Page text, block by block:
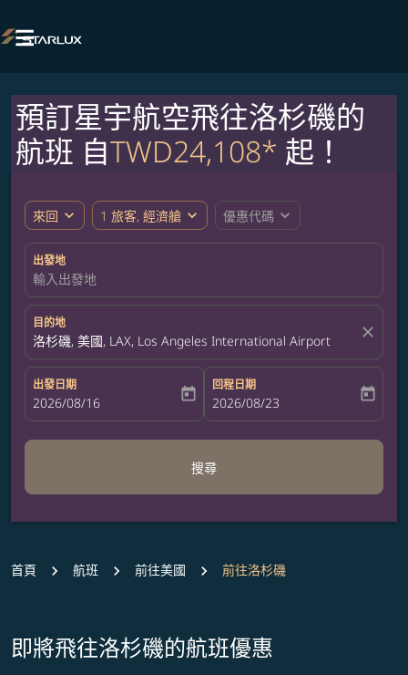

預訂星宇航空飛往洛杉磯的
航班 自TWD24,108* 起！
來回 expand_more 1 旅客, 經濟艙 expand_more 優惠代碼 expand_more
出發地
輸入出發地
目的地
洛杉磯, 美國, LAX, Los Angeles International Airport close
出發日期
fc-booking-departure-date-aria-label
2026/08/16 today
回程日期
fc-booking-return-date-aria-label
2026/08/23 today
搜尋
首頁 航班 前往美國 前往洛杉磯
即將飛往洛杉磯的航班優惠